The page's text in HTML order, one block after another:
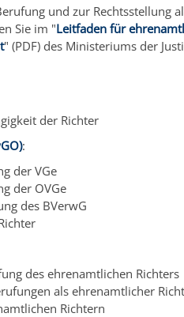
und zur Rechtsstellung
Sie im "Leitfaden für
" (PDF) des Ministeriums der
der Richter
:
der VGe
der OVGe
des BVerwG
des ehrenamtlichen Richters
als ehrenamtlicher
Richtern